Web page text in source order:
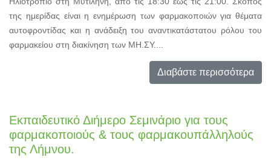
της ημερίδας είναι η ενημέρωση των φαρμακοποιών για θέματα
αυτοφροντίδας και η ανάδειξη του αναντικατάστατου ρόλου του
φαρμακείου στη διακίνηση των ΜΗ.ΣΥ....
Διαβάστε περισσότερα
Εκπαιδευτικό Διήμερο Σεμινάριο για τους
φαρμακοποιούς & τους φαρμακουπάλληλούς
της Λήμνου.